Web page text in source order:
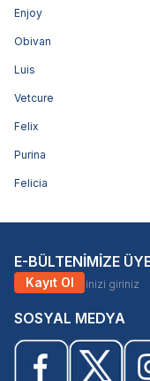
Enjoy
Obivan
Luis
Vetcure
Felix
Purina
Felicia
E-BÜLTENİMİZE
Kayıt Ol
SOSYAL MEDYA